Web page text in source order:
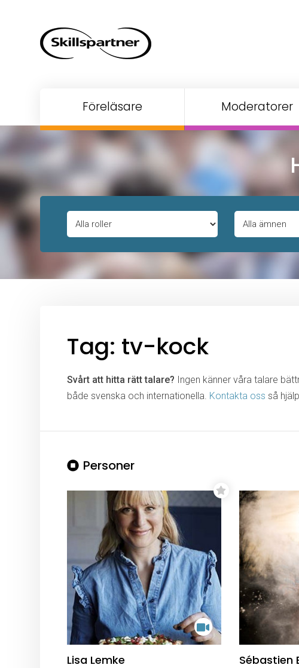
Föreläsare Moderatorer
Tag: tv-kock
Svårt att hitta rätt talare? Ingen känner våra talare
både svenska och internationella. Kontakta oss så
Personer
Lisa Lemke Sébastien